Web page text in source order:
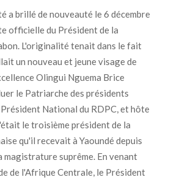
a brillé de nouveauté le 6 décembre
officielle du Président de la
L'originalité tenait dans le fait
un nouveau et jeune visage de
Olingui Nguema Brice
le Patriarche des présidents
National du RDPC, et hôte
le troisième président de la
qu'il recevait à Yaoundé depuis
magistrature suprême. En venant
de l'Afrique Centrale, le Président